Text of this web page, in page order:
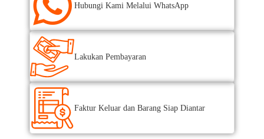
Hubungi Kami Melalui WhatsApp
Lakukan Pembayaran
Faktur Keluar dan Barang Siap Diantar